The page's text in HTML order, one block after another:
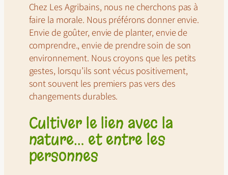
Chez Les Agribains, nous ne cherchons pas à
faire la morale. Nous préférons donner envie.
Envie de goûter, envie de planter, envie de
comprendre., envie de prendre soin de son
environnement. Nous croyons que les petits
gestes, lorsqu’ils sont vécus positivement,
sont souvent les premiers pas vers des
changements durables.
Cultiver le lien avec la
nature… et entre les
personnes